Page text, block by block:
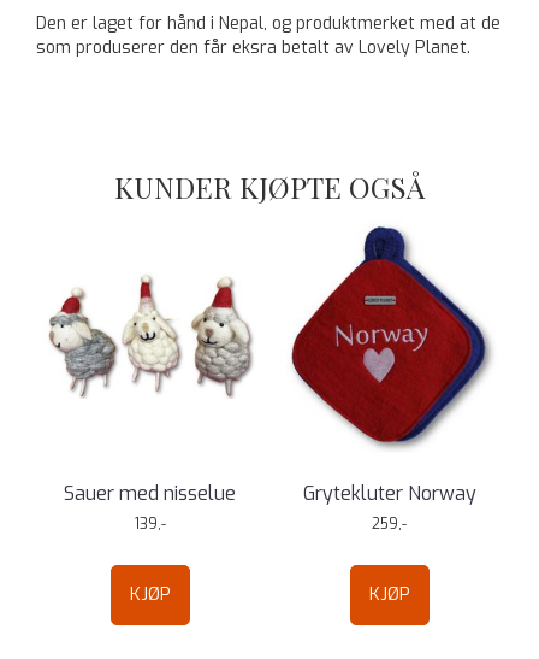
Den er laget for hånd i Nepal, og produktmerket med at de
som produserer den får eksra betalt av Lovely Planet.
KUNDER KJØPTE OGSÅ
Sauer med nisselue
139,-
KJØP
Grytekluter Norway
259,-
KJØP